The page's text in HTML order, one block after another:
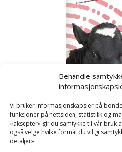
Behandle
Vi bruker informasjonskapsler på
funksjoner på nettsiden, statistikk og
«aksepter» gir du samtykke til vår bruk
også velge hvilke formål du vil gi
detaljer».Kusignal